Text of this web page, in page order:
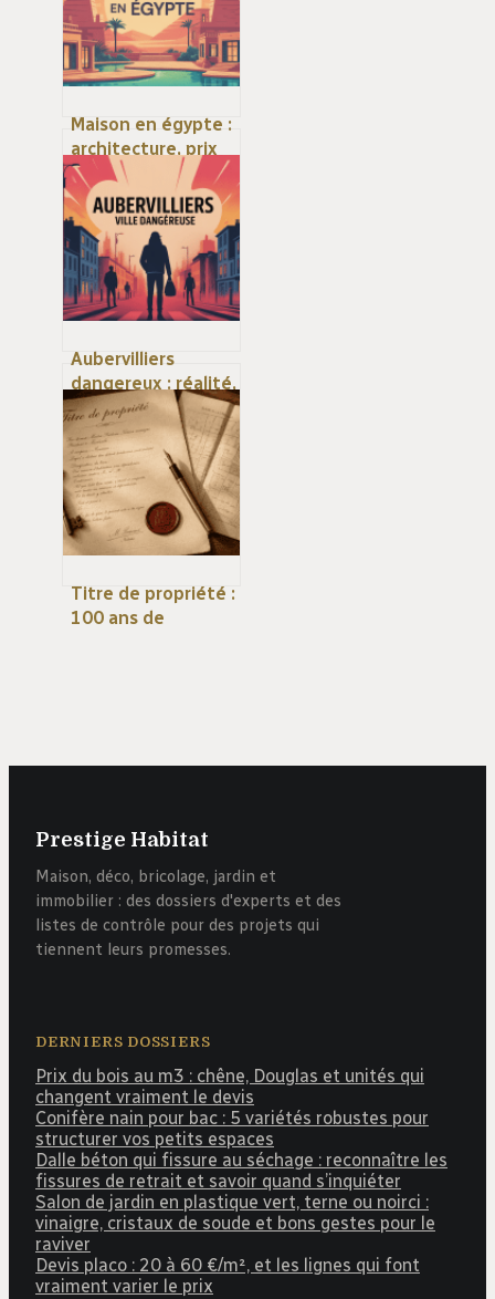
Maison en égypte :
architecture, prix
et conseils pour
bien acheter
Aubervilliers
dangereux : réalité,
chiffres et vie au
quotidien
Titre de propriété :
100 ans de
Prestige Habitat
Maison, déco, bricolage, jardin et
immobilier : des dossiers d'experts et des
listes de contrôle pour des projets qui
tiennent leurs promesses.
DERNIERS DOSSIERS
Prix du bois au m3 : chêne, Douglas et unités qui
changent vraiment le devis
Conifère nain pour bac : 5 variétés robustes pour
structurer vos petits espaces
Dalle béton qui fissure au séchage : reconnaître les
fissures de retrait et savoir quand s’inquiéter
Salon de jardin en plastique vert, terne ou noirci :
vinaigre, cristaux de soude et bons gestes pour le
raviver
Devis placo : 20 à 60 €/m², et les lignes qui font
vraiment varier le prix